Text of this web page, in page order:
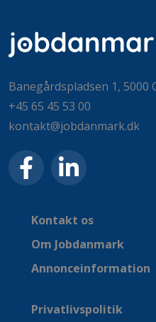
Banegårdspladsen 1, 5000
+45 65 45 53 00
kontakt@jobdanmark.dk
Kontakt os
Om Jobdanmark
Annonceinformation
Privatlivspolitik